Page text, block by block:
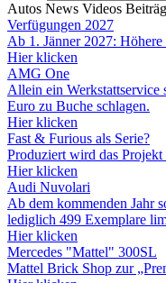
Autos News Videos
Verfügungen 2027
Ab 1. Jänner 2027:
Hier klicken
AMG One
Allein ein
Euro zu Buche schlagen.
Hier klicken
Fast & Furious als Serie?
Produziert wird das
Hier klicken
Audi Nuvolari
Ab dem kommenden Jahr
lediglich 499 Exemplare
Hier klicken
Mercedes "Mattel" 300SL
Mattel Brick Shop zur